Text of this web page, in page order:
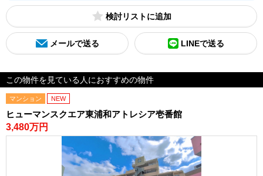
検討リスト
メールで送る LINEで送る
この物件を見ている人におすすめの物件
マンション NEW
ヒューマンスクエア東浦和アトレシア壱番館
3,480万円